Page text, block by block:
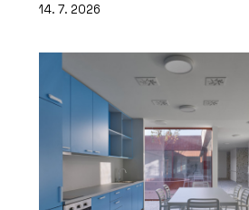
14. 7. 2026